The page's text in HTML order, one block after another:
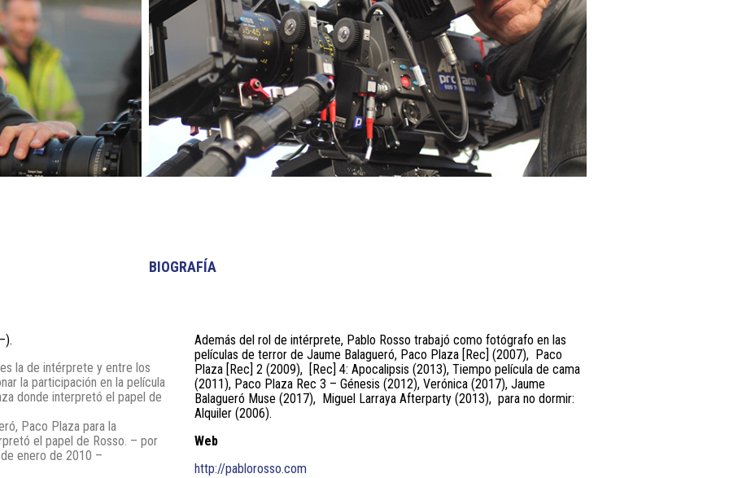
3.16/
PADDLE
MOUNT
BIOGRAFÍA
la de intérprete y entre los
la participación en la película
donde interpretó el papel de
Paco Plaza para la
el papel de Rosso. – por
enero de 2010 –
Además del rol de intérprete, Pablo Rosso trabajó como fotógrafo en las
películas de terror de Jaume Balagueró, Paco Plaza [Rec] (2007), Paco
Plaza [Rec] 2 (2009), [Rec] 4: Apocalipsis (2013), Tiempo película de cama
(2011), Paco Plaza Rec 3 – Génesis (2012), Verónica (2017), Jaume
Balagueró Muse (2017), Miguel Larraya Afterparty (2013), para no dormir:
Alquiler (2006).
Web
http://pablorosso.com